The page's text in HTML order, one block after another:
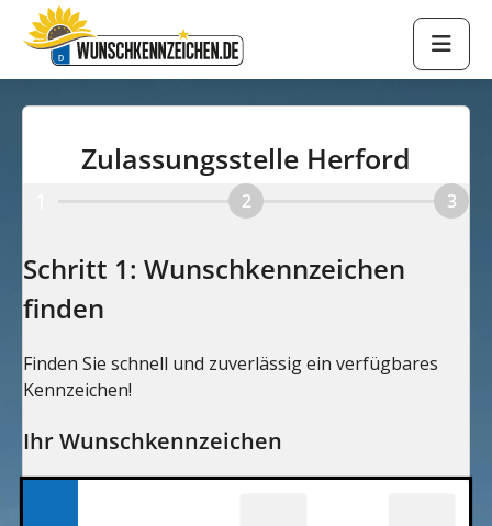
Zulassungsstelle Herford